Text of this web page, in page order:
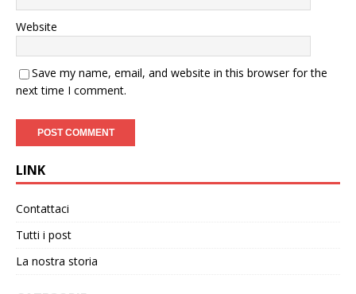
Website
Save my name, email, and website in this browser for the
next time I comment.
LINK
Contattaci
Tutti i post
La nostra storia